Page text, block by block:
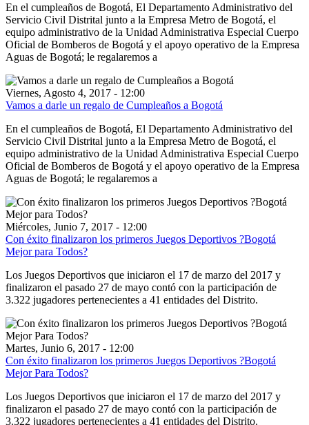
En el cumpleaños de Bogotá, El Departamento Administrativo del
Servicio Civil Distrital junto a la Empresa Metro de Bogotá, el
equipo administrativo de la Unidad Administrativa Especial Cuerpo
Oficial de Bomberos de Bogotá y el apoyo operativo de la Empresa
Aguas de Bogotá; le regalaremos a
Viernes, Agosto 4, 2017 - 12:00
Vamos a darle un regalo de Cumpleaños a Bogotá
En el cumpleaños de Bogotá, El Departamento Administrativo del
Servicio Civil Distrital junto a la Empresa Metro de Bogotá, el
equipo administrativo de la Unidad Administrativa Especial Cuerpo
Oficial de Bomberos de Bogotá y el apoyo operativo de la Empresa
Aguas de Bogotá; le regalaremos a
Miércoles, Junio 7, 2017 - 12:00
Con éxito finalizaron los primeros Juegos Deportivos ?Bogotá
Mejor para Todos?
Los Juegos Deportivos que iniciaron el 17 de marzo del 2017 y
finalizaron el pasado 27 de mayo contó con la participación de
3.322 jugadores pertenecientes a 41 entidades del Distrito.
Martes, Junio 6, 2017 - 12:00
Con éxito finalizaron los primeros Juegos Deportivos ?Bogotá
Mejor Para Todos?
Los Juegos Deportivos que iniciaron el 17 de marzo del 2017 y
finalizaron el pasado 27 de mayo contó con la participación de
3.322 jugadores pertenecientes a 41 entidades del Distrito.